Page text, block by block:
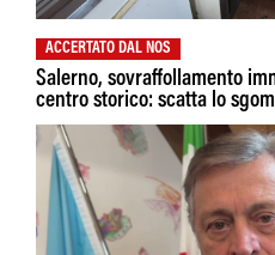
ACCERTATO DAL NOS
Salerno, sovraffollamento
centro storico: scatta lo